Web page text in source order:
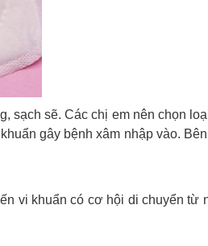
sạch sẽ. Các chị em nên chọn
gây bệnh xâm nhập vào.
vi khuẩn có cơ hội di chuyển từ